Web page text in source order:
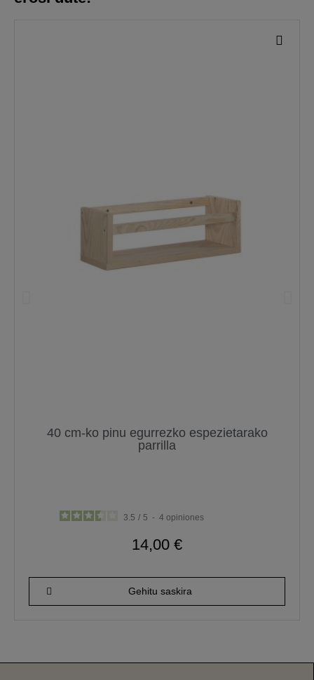
40 cm-ko pinu egurrezko espezietarako
parrilla
3.5 / 5 - 4 opiniones
14,00 €
Gehitu saskira